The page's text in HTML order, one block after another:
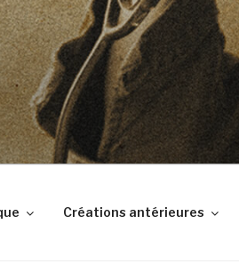
Créations antérieures